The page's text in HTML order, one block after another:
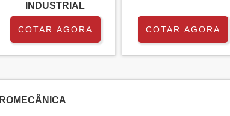
INDUSTRIAL
COTAR AGORA COTAR AGORA